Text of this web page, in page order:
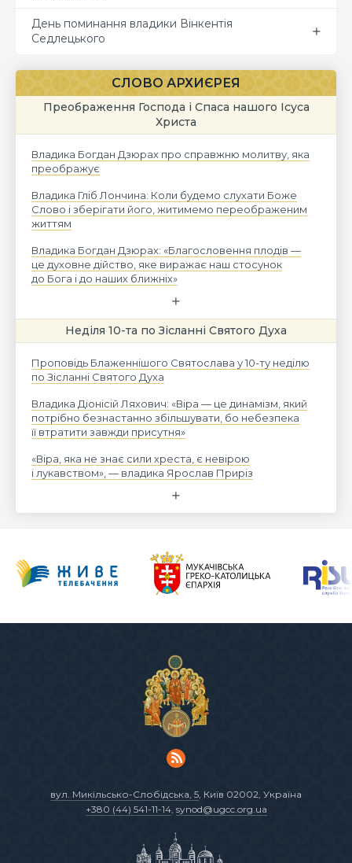
День поминання владики Вінкентія
Седлецького
СЛОВО АРХИЄРЕЯ
Преображення Господа і Спаса нашого Ісуса
Христа
Владика Богдан Дзюрах про справжню молитву, яка
преображує
Владика Гліб Лончина: Коли будемо слухати Боже
Слово і зберігати його, житимемо переображеним
життям
Владика Богдан Дзюрах: «Благословення плодів —
це духовне дійство, яке виражає наш стосунок
до Бога і до наших ближніх»
Неділя 10-та по Зісланні Святого Духа
Проповідь Блаженнішого Святослава у 10-ту неділю
по Зісланні Святого Духа
Владика Діонісій Ляхович: «Віра — це динамізм, який
потрібно безнастанно збільшувати, бо небезпека
її втратити завжди присутня»
«Віра, яка не знає сили хреста, є невірою
і лукавством», — владика Ярослав Приріз
вул. Микільсько-Слобідська, 5, Київ 02002, Україна
+380 (44) 541-11-14, synod@ugcc.org.ua